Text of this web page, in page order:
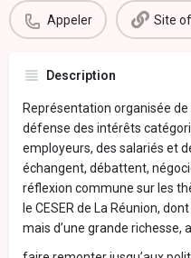
Appeler Site
Description
Représentation organisée
défense des intérêts
employeurs, des salariés et
échangent, débattent,
réflexion commune sur les
le CESER de La Réunion,
mais d’une grande richesse,